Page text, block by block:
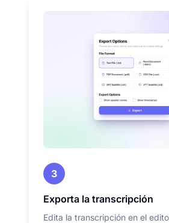
3
Exporta la transcripción
Edita la transcripción en el